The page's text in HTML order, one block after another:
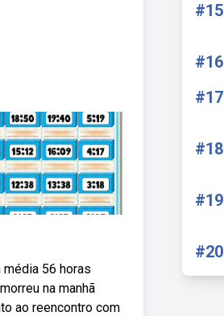
56 horas
na manhã
ao reencontro com
#15
#16
#17
#18
#19
#20